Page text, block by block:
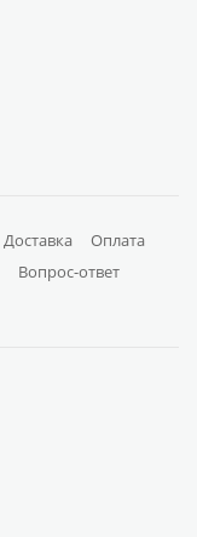
Доставка
Оплата
Вопрос-ответ